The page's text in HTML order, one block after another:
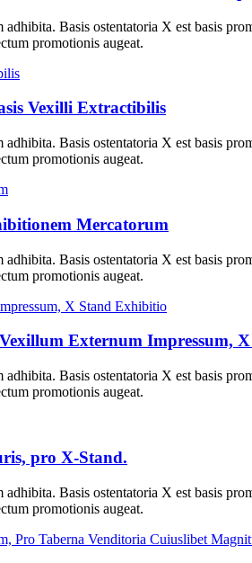
Basis ostentatoria X est basis
promotionis augeat.
Vexilli Extractibilis
Basis ostentatoria X est basis
promotionis augeat.
Mercatorum
Basis ostentatoria X est basis
promotionis augeat.
Externum Impressum,
Basis ostentatoria X est basis
promotionis augeat.
pro X-Stand.
Basis ostentatoria X est basis
promotionis augeat.